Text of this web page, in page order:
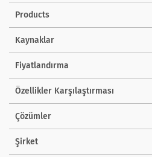
Products
Kaynaklar
Fiyatlandırma
Özellikler Karşılaştırması
Çözümler
Şirket